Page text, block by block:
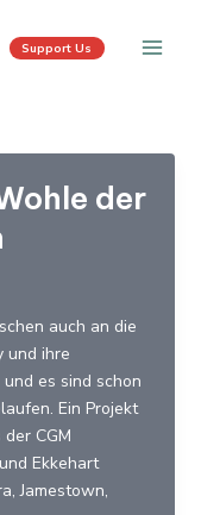
Support Us
der
auch an die
und ihre
es sind schon
Ein Projekt
CGM
Ekkehart
Jamestown,